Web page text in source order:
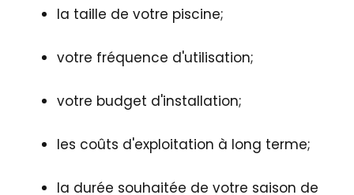
la taille de votre piscine;
votre fréquence d'utilisation;
votre budget d'installation;
les coûts d'exploitation à long terme;
la durée souhaitée de votre saison de